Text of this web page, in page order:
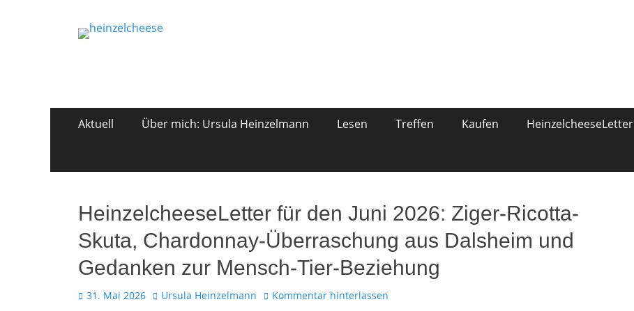
Primäres
Zum
Inhalt
Aktuell Über mich: Ursula Heinzelmann Lesen Treffen Kaufen HeinzelcheeseLetter
HeinzelcheeseLetter für den Juni 2026: Ziger-Ricotta-
Skuta, Chardonnay-Überraschung aus Dalsheim und
Gedanken zur Mensch-Tier-Beziehung
Veröffentlicht
31. Mai 2026 Autor
Ursula Heinzelmann Kommentar hinterlassen